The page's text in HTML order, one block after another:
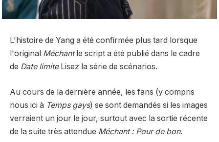
L'histoire de Yang a été confirmée plus tard lorsque
l'original Méchantle script a été publié dans le cadre
de Date limiteLisez la série de scénarios.
Au cours de la dernière année, les fans (y compris
nous ici à Temps gays) se sont demandés si les images
verraient un jour le jour, surtout avec la sortie récente
de la suite très attendue Méchant : Pour de bon.